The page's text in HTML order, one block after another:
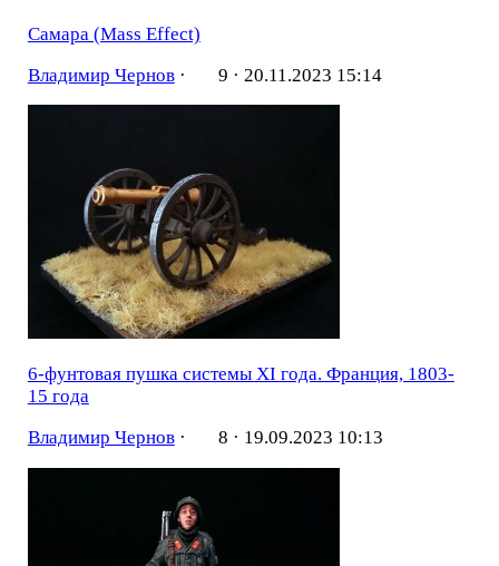
Самара (Mass Effect)
Владимир Чернов· 9 · 20.11.2023 15:14
6-фунтовая пушка системы XI года. Франция, 1803-
15 года
Владимир Чернов· 8 · 19.09.2023 10:13